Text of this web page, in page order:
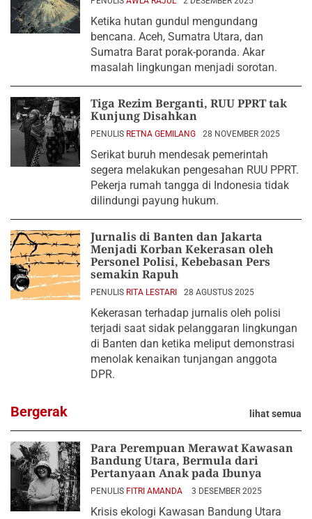
Ketika hutan gundul mengundang
bencana. Aceh, Sumatra Utara, dan
Sumatra Barat porak-poranda. Akar
masalah lingkungan menjadi sorotan.
Tiga Rezim Berganti, RUU PPRT tak
Kunjung Disahkan
PENULIS RETNA GEMILANG 28 NOVEMBER 2025
Serikat buruh mendesak pemerintah
segera melakukan pengesahan RUU PPRT.
Pekerja rumah tangga di Indonesia tidak
dilindungi payung hukum.
Jurnalis di Banten dan Jakarta
Menjadi Korban Kekerasan oleh
Personel Polisi, Kebebasan Pers
semakin Rapuh
PENULIS RITA LESTARI 28 AGUSTUS 2025
Kekerasan terhadap jurnalis oleh polisi
terjadi saat sidak pelanggaran lingkungan
di Banten dan ketika meliput demonstrasi
menolak kenaikan tunjangan anggota
DPR.
Bergerak lihat semua
Para Perempuan Merawat Kawasan
Bandung Utara, Bermula dari
Pertanyaan Anak pada Ibunya
PENULIS FITRI AMANDA 3 DESEMBER 2025
Krisis ekologi Kawasan Bandung Utara